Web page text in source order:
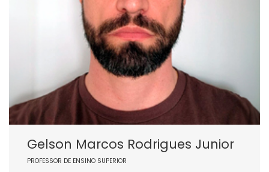
Gelson Marcos Rodrigues Junior
PROFESSOR DE ENSINO SUPERIOR